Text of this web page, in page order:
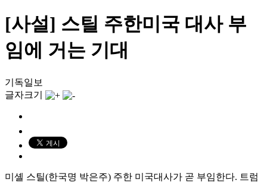
[사설] 스틸 주한미국 대사 부
임에 거는 기대
기독일보
글자크기
미셸 스틸(한국명 박은주) 주한 미국대사가 곧 부임한다. 트럼